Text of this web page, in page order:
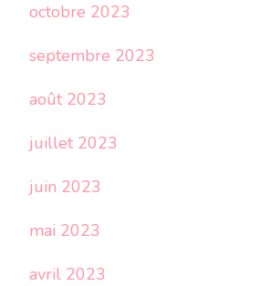
octobre 2023
septembre 2023
août 2023
juillet 2023
juin 2023
mai 2023
avril 2023